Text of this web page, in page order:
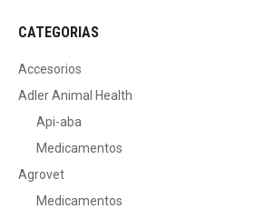
CATEGORIAS
Accesorios
Adler Animal Health
Api-aba
Medicamentos
Agrovet
Medicamentos